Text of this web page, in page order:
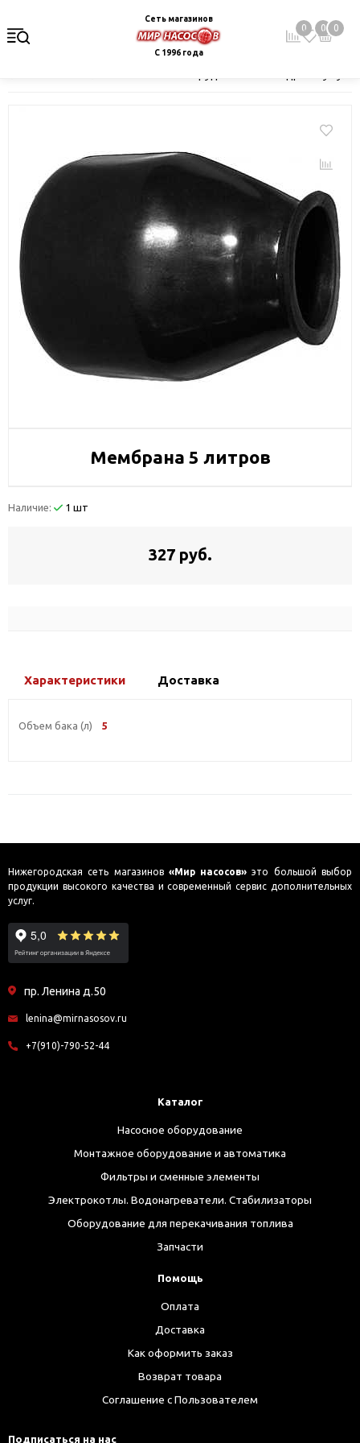
Сеть магазинов
С 1996 года
0 0 0
Мембрана 5 литров
Наличие: 1 шт
327 руб.
Характеристики Доставка
Объем бака (л) 5
Нижегородская сеть магазинов «Мир насосов» это большой выбор
продукции высокого качества и современный сервис дополнительных
услуг.
пр. Ленина д.50
lenina@mirnasosov.ru
+7(910)-790-52-44
Каталог
Насосное оборудование
Монтажное оборудование и автоматика
Фильтры и сменные элементы
Электрокотлы. Водонагреватели. Стабилизаторы
Оборудование для перекачивания топлива
Запчасти
Помощь
Оплата
Доставка
Как оформить заказ
Возврат товара
Соглашение с Пользователем
Подписаться на нас